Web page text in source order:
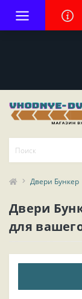
Двери Бункер
Двери
для